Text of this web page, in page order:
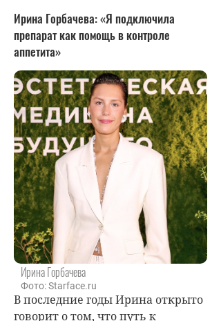
Ирина Горбачева: «Я подключила
препарат как помощь в контроле
аппетита»
Ирина Горбачева
Фото: Starface.ru
В последние годы Ирина открыто
говорит о том, что путь к